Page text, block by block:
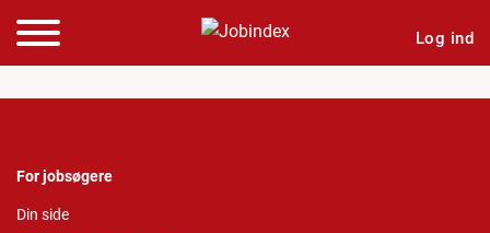
Log ind
For jobsøgere
Din side